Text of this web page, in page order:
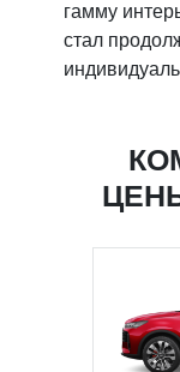
гамму
стал